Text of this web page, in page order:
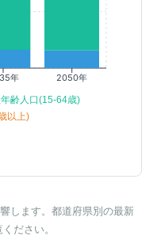
年 2050年
齢人口(15-64歳)
以上)
します。都道府県別の最新
ださい。